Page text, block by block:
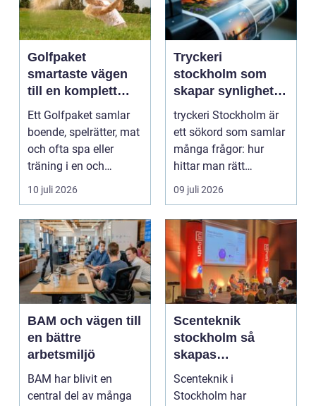
Golfpaket
smartaste vägen
till en komplett
golfupplevelse
Ett Golfpaket samlar
boende, spelrätter, mat
och ofta spa eller
träning i en och
samma bokning. För ...
10 juli 2026
Tryckeri
stockholm som
skapar synlighet
och förtroende
tryckeri Stockholm är
ett sökord som samlar
många frågor: hur
hittar man rätt
leverantör, vad skilje...
09 juli 2026
BAM och vägen till
en bättre
arbetsmiljö
BAM har blivit en
central del av många
Scenteknik
stockholm så
skapas
minnesvärda
upplevelser på
Scenteknik i
Stockholm har